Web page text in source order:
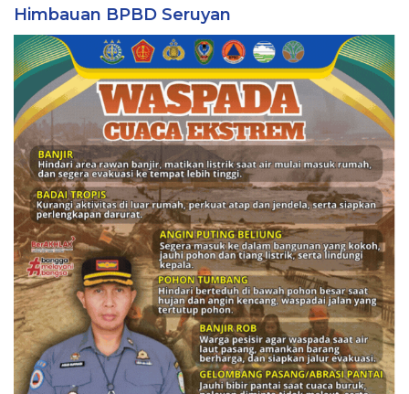
Himbauan BPBD Seruyan